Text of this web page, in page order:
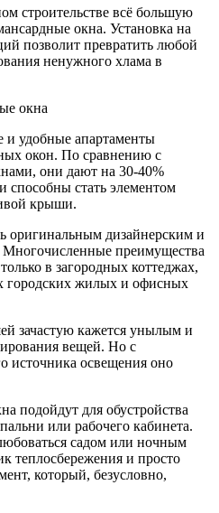
строительстве всё большую
окна. Установка на
позволит превратить любой
ненужного хлама в
и удобные апартаменты
окон. По сравнению с
они дают на 30-40%
способны стать элементом
крыши.
оригинальным дизайнерским и
преимущества
в загородных коттеджах,
городских жилых и офисных
зачастую кажется унылым и
вещей. Но с
источника освещения оно
подойдут для обустройства
или рабочего кабинета.
садом или ночным
теплосбережения и просто
который, безусловно,